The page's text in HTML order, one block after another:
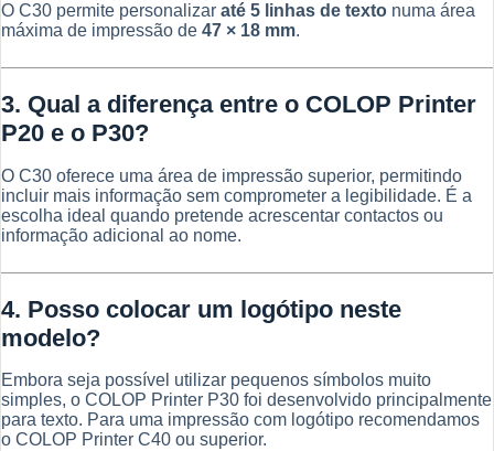
O C30 permite personalizar até 5 linhas de texto numa área
máxima de impressão de 47 × 18 mm.
3. Qual a diferença entre o COLOP Printer
P20 e o P30?
O C30 oferece uma área de impressão superior, permitindo
incluir mais informação sem comprometer a legibilidade. É a
escolha ideal quando pretende acrescentar contactos ou
informação adicional ao nome.
4. Posso colocar um logótipo neste
modelo?
Embora seja possível utilizar pequenos símbolos muito
simples, o COLOP Printer P30 foi desenvolvido principalmente
para texto. Para uma impressão com logótipo recomendamos
o COLOP Printer C40 ou superior.